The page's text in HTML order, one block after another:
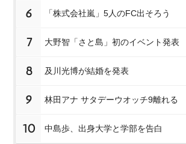
6 「株式会社嵐」5人のFC出そろう
7 大野智「さと島」初のイベント発表
8 及川光博が結婚を発表
9 林田アナ サタデーウオッチ9離れる
10 中島歩、出身大学と学部を告白